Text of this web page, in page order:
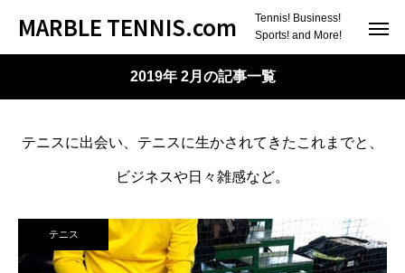
MARBLE TENNIS.com
Tennis! Business!
Sports! and More!
2019年 2月の記事一覧
テニスに出会い、テニスに生かされてきたこれまでと、
ビジネスや日々雑感など。
テニス